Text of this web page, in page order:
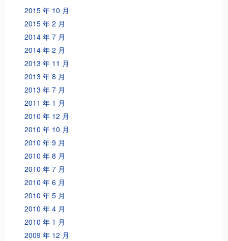
2015 年 10 月
2015 年 2 月
2014 年 7 月
2014 年 2 月
2013 年 11 月
2013 年 8 月
2013 年 7 月
2011 年 1 月
2010 年 12 月
2010 年 10 月
2010 年 9 月
2010 年 8 月
2010 年 7 月
2010 年 6 月
2010 年 5 月
2010 年 4 月
2010 年 1 月
2009 年 12 月